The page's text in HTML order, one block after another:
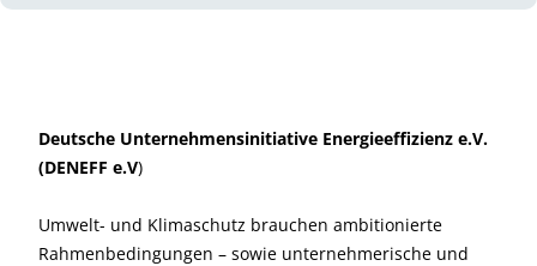
Deutsche Unternehmensinitiative Energieeffizienz e.V.
(DENEFF e.V)
Umwelt- und Klimaschutz brauchen ambitionierte
Rahmenbedingungen – sowie unternehmerische und